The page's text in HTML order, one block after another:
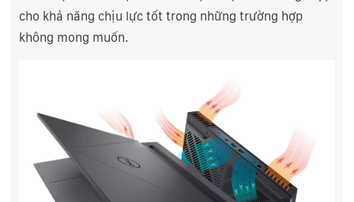
cho khả năng chịu lực tốt trong những trường hợp
không mong muốn.